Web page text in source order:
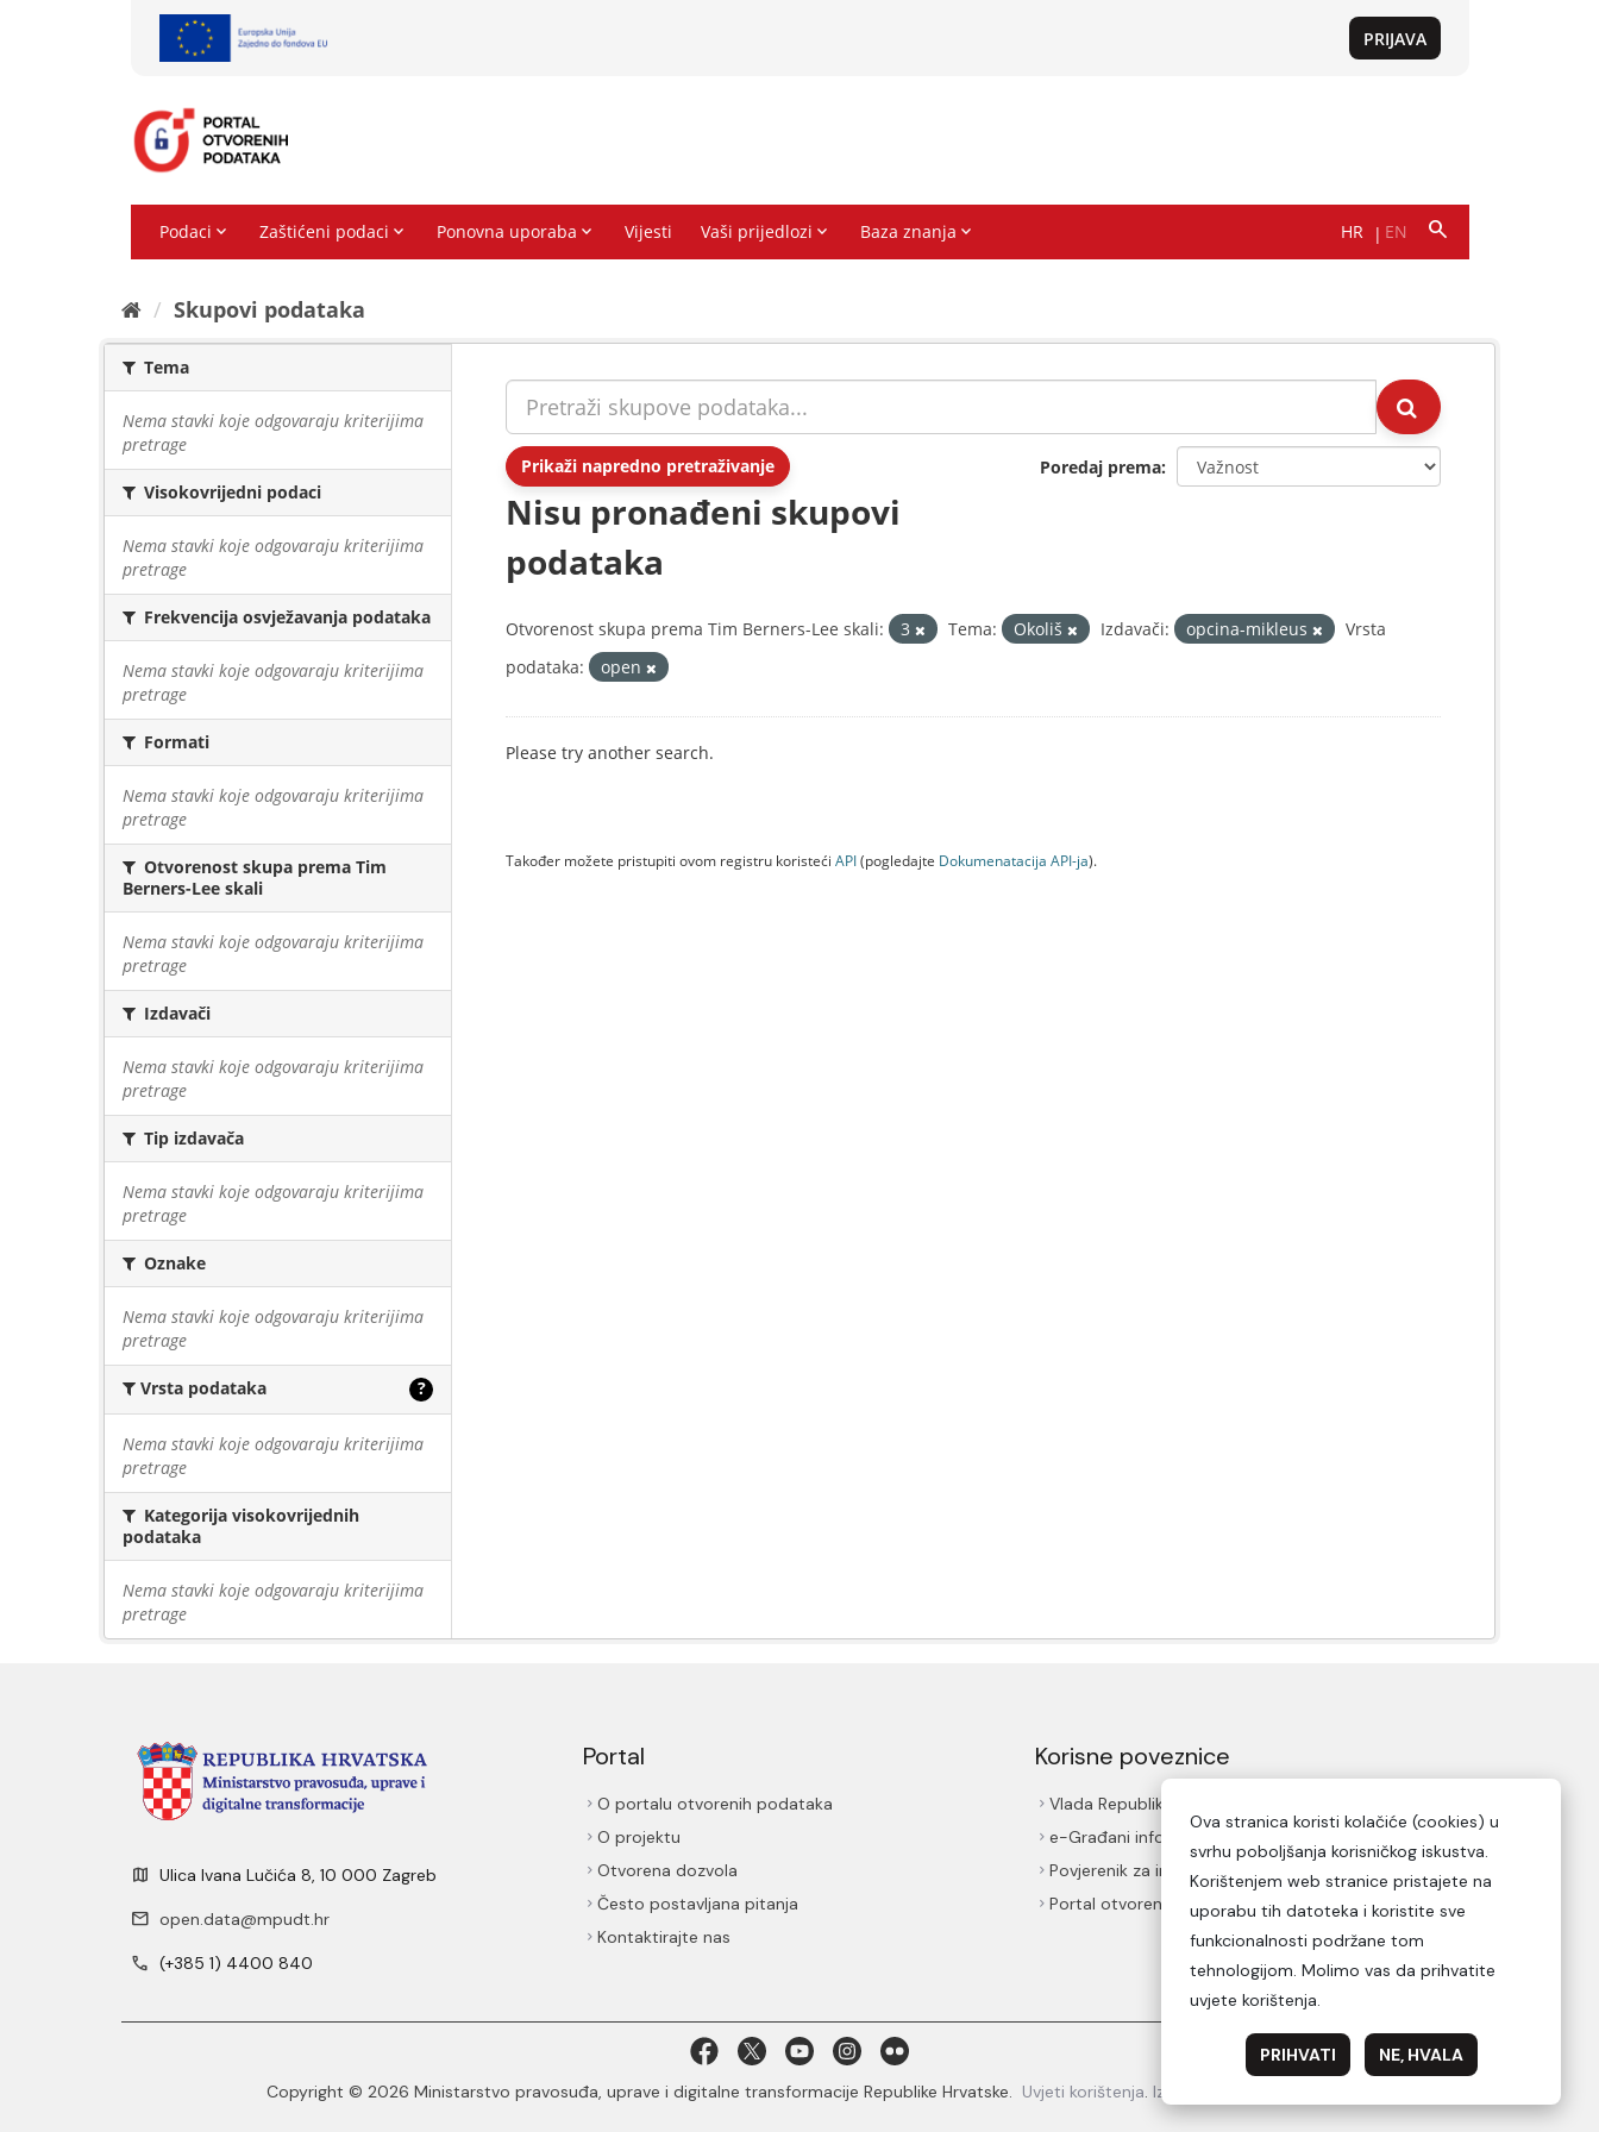
Skupovi podаtаkа
Tema
Nema stavki koje odgovaraju kriterijima
pretrage
Visokovrijedni podaci
Nema stavki koje odgovaraju kriterijima
pretrage
Frekvencija osvježavanja podataka
Nema stavki koje odgovaraju kriterijima
pretrage
Formati
Nema stavki koje odgovaraju kriterijima
pretrage
Otvorenost skupa prema Tim
Berners-Lee skali
Nema stavki koje odgovaraju kriterijima
pretrage
Izdavači
Nema stavki koje odgovaraju kriterijima
pretrage
Tip izdavača
Nema stavki koje odgovaraju kriterijima
pretrage
Oznake
Nema stavki koje odgovaraju kriterijima
pretrage
Vrsta podataka ?
Nema stavki koje odgovaraju kriterijima
pretrage
Kategorija visokovrijednih
podataka
Nema stavki koje odgovaraju kriterijima
pretrage
Prikaži napredno pretraživanje Poredaj prema
Nisu pronađeni skupovi
podataka
Otvorenost skupa prema Tim Berners-Lee skali: 3 Tema: Okoliš Izdavači: opcina-mikleus
Vrsta
podataka:
open
Please try another search.
Također možete pristupiti ovom registru koristeći API(pogledajte Dokumenаtаcijа API-jа).